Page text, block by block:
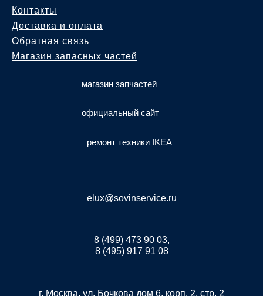
Контакты
Доставка и оплата
Обратная связь
Магазин запасных частей
магазин запчастей
официальный сайт
ремонт техники IKEA
elux@sovinservice.ru
8 (499) 473 90 03,
8 (495) 917 91 08
г. Москва, ул. Бочкова дом 6, корп. 2, стр. 2